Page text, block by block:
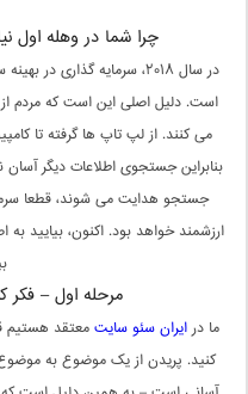
چرا شما در وهله اول
است. دلیل اصلی این است که مردم
می کنند. از لپ تاپ ها گرفته تا
بنابراین جستجوی اطلاعات دیگر
جستجو هدایت می شوند، قطعا
ارزشمند خواهد بود. اکنون، بیایید
مرحله اول – فکر
ما درایران سئو سایتمعتقد هستیم
کنید. پریدن از یک موضوع به موضوع